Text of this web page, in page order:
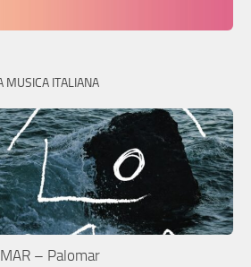
MUSICA ITALIANA
– Palomar